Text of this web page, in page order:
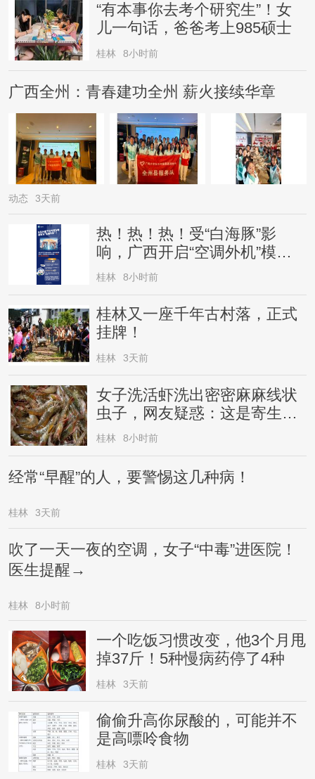
“有本事你去考个研究生”！女
儿一句话，爸爸考上985硕士
桂林 8小时前
广西全州：青春建功全州 薪火接续华章
动态 3天前
热！热！热！受“白海豚”影
响，广西开启“空调外机”模
式，局地气温直冲38℃
桂林 8小时前
桂林又一座千年古村落，正式
挂牌！
桂林 3天前
女子洗活虾洗出密密麻麻线状
虫子，网友疑惑：这是寄生虫
还是虾崽？医生提醒→
桂林 8小时前
经常“早醒”的人，要警惕这几种病！
桂林 3天前
吹了一天一夜的空调，女子“中毒”进医院！
医生提醒→
桂林 8小时前
一个吃饭习惯改变，他3个月甩
掉37斤！5种慢病药停了4种
桂林 3天前
偷偷升高你尿酸的，可能并不
是高嘌呤食物
桂林 3天前